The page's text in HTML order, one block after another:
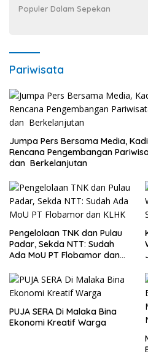
Populer Dalam Sepekan
Pariwisata
Jumpa Pers Bersama Media,
Rencana Pengembangan
dan Berkelanjutan
Pengelolaan TNK dan Pulau
Padar, Sekda NTT: Sudah
Ada MoU PT Flobamor dan
PUJA SERA Di Malaka Bina
Ekonomi Kreatif Warga